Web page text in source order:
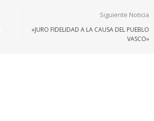
Siguiente Noticia
«JURO FIDELIDAD A LA CAUSA DEL PUEBLO
VASCO»